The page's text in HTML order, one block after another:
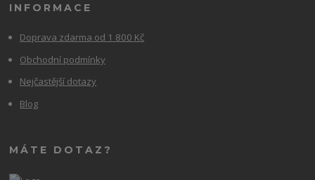
INFORMACE
Doprava zdarma od 1 800 Kč
Obchodní podmínky
Nejčastější dotazy
Blog
MÁTE DOTAZ?